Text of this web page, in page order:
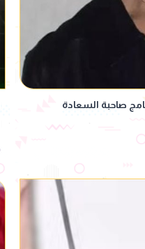
صاحبة السعادة